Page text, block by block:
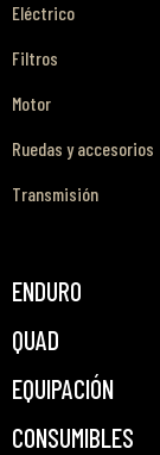
Eléctrico
Filtros
Motor
Ruedas y accesorios
Transmisión
ENDURO
QUAD
EQUIPACIÓN
CONSUMIBLES